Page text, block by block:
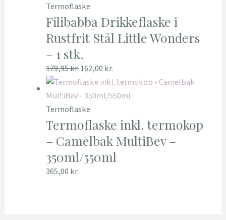
Termoflaske
Filibabba Drikkeflaske i
Rustfrit Stål Little Wonders
– 1 stk.
179,95kr.162,00 kr.
Termoflaske
Termoflaske inkl. termokop
– Camelbak MultiBev –
350ml/550ml
365,00 kr.